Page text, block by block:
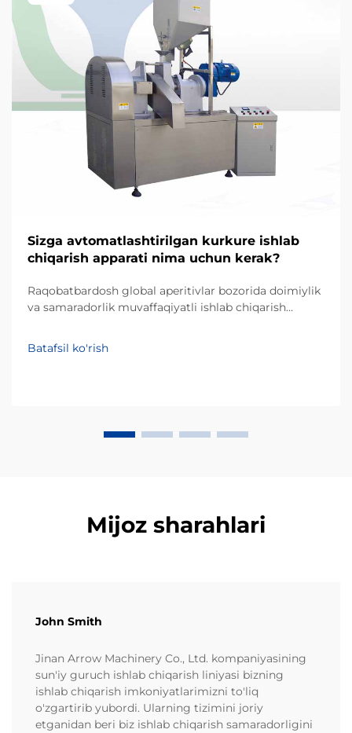
Sizga avtomatlashtirilgan kurkure ishlab
chiqarish apparati nima uchun kerak?
Raqobatbardosh global aperitivlar bozorida doimiylik
va samaradorlik muvaffaqiyatli ishlab chiqarish
xos noaniq shakli va qattiq matosi bilan mashhur
ekstruziya qilingan kukunli aperitiv turidir, uning
Batafsil ko'rish
Mijoz sharahlari
John Smith
Jinan Arrow Machinery Co., Ltd. kompaniyasining
sun'iy guruch ishlab chiqarish liniyasi bizning
ishlab chiqarish imkoniyatlarimizni to'liq
o'zgartirib yubordi. Ularning tizimini joriy
etganidan beri biz ishlab chiqarish samaradorligini